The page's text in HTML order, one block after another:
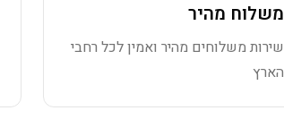
משלוח מהיר
שירות משלוחים מהיר ואמין לכל רחבי
הארץ